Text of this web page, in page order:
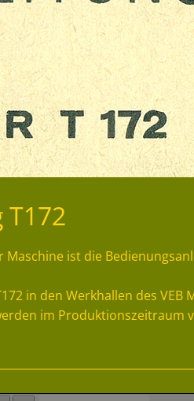
ist die
in den Werkhallen des VEB
im Produktionszeitraum